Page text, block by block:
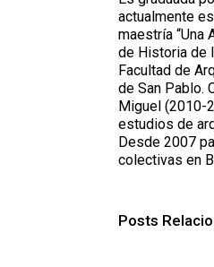
actualmente
maestría “Una
de Historia de
Facultad de
de San Pablo.
Miguel (2010-
estudios de
Desde 2007
colectivas en
Posts